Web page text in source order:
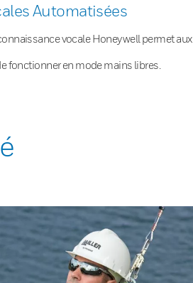
Automatisées
vocale Honeywell permet aux
fonctionner en mode mains libres.